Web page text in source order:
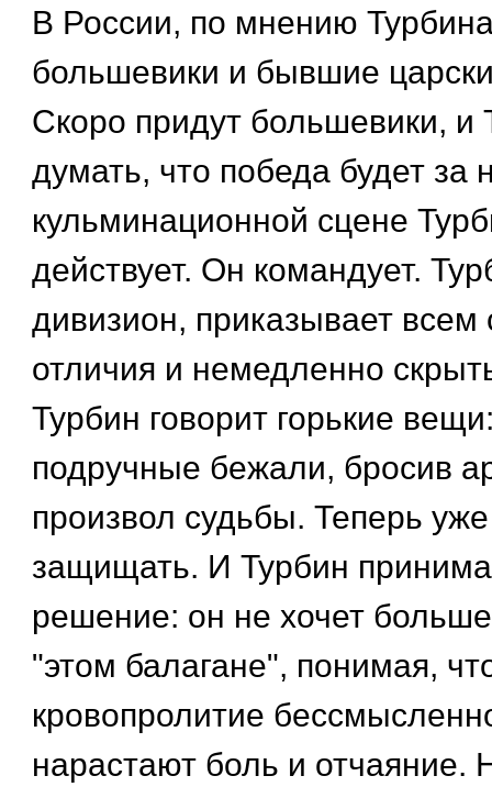
В России, по мнению
большевики и бывшие
Скоро придут большевики, и
думать, что победа будет за
кульминационной сцене
действует. Он командует.
дивизион, приказывает всем
отличия и немедленно
Турбин говорит горькие
подручные бежали, бросив
произвол судьбы. Теперь уже
защищать. И Турбин
решение: он не хочет больше
"этом балагане", понимая,
кровопролитие
нарастают боль и отчаяние.